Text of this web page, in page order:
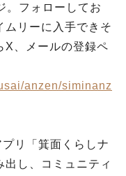
。フォローしてお
ムリーに入手できそ
X、メールの登録ペ
anzen/siminanz
リ「箕面くらしナ
出し、コミュニティ